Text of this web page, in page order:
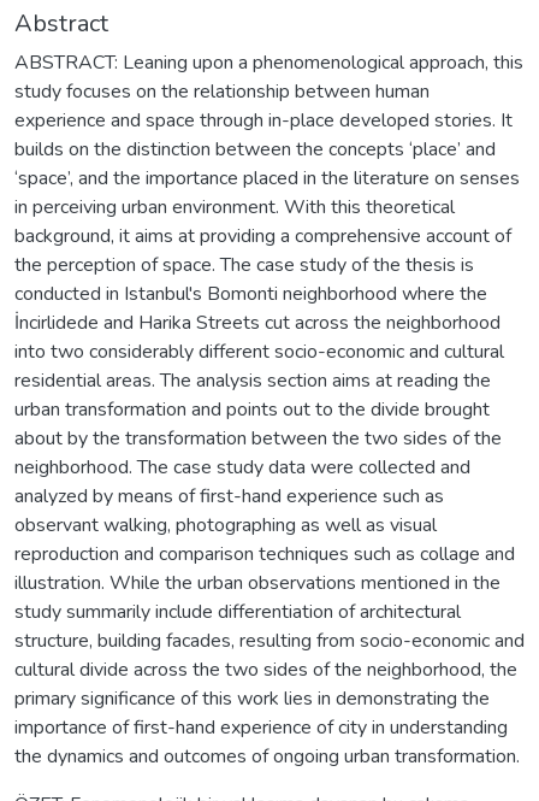
Abstract
ABSTRACT: Leaning upon a phenomenological approach, this
study focuses on the relationship between human
experience and space through in-place developed stories. It
builds on the distinction between the concepts ‘place’ and
‘space’, and the importance placed in the literature on senses
in perceiving urban environment. With this theoretical
background, it aims at providing a comprehensive account of
the perception of space. The case study of the thesis is
conducted in Istanbul's Bomonti neighborhood where the
İncirlidede and Harika Streets cut across the neighborhood
into two considerably different socio-economic and cultural
residential areas. The analysis section aims at reading the
urban transformation and points out to the divide brought
about by the transformation between the two sides of the
neighborhood. The case study data were collected and
analyzed by means of first-hand experience such as
observant walking, photographing as well as visual
reproduction and comparison techniques such as collage and
illustration. While the urban observations mentioned in the
study summarily include differentiation of architectural
structure, building facades, resulting from socio-economic and
cultural divide across the two sides of the neighborhood, the
primary significance of this work lies in demonstrating the
importance of first-hand experience of city in understanding
the dynamics and outcomes of ongoing urban transformation.